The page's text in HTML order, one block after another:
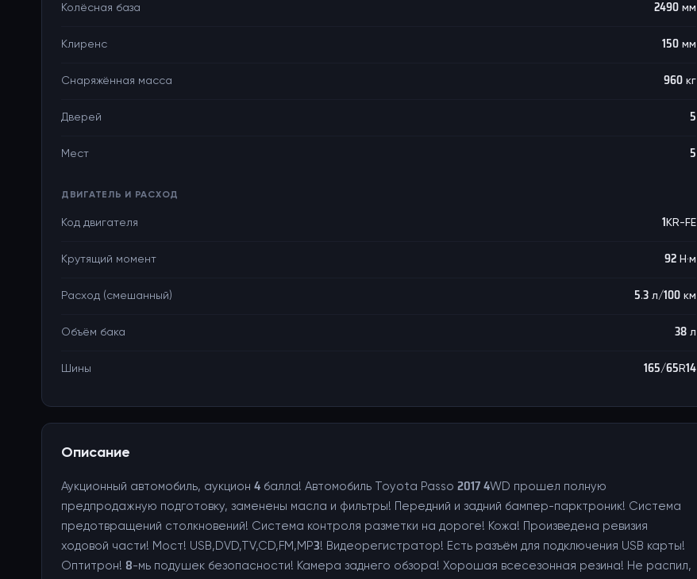
Колёсная база 2490 мм
Клиренс 150 мм
Снаряжённая масса 960 кг
Дверей 5
Мест 5
ДВИГАТЕЛЬ И РАСХОД
Код двигателя 1KR-FE
Крутящий момент 92 Н·м
Расход (смешанный) 5.3 л/100 км
Объём бака 38 л
Шины 165/65R14
Описание
Аукционный автомобиль, аукцион 4 балла! Автомобиль Toyota Passo 2017 4WD прошел полную
предпродажную подготовку, заменены масла и фильтры! Передний и задний бампер-парктроник! Система
предотвращений столкновений! Система контроля разметки на дороге! Кожа! Произведена ревизия
ходовой части! Мост! USB,DVD,TV,CD,FM,MP3! Видеорегистратор! Есть разъём для подключения USB карты!
Оптитрон! 8-мь подушек безопасности! Камера заднего обзора! Хорошая всесезонная резина! Не распил,